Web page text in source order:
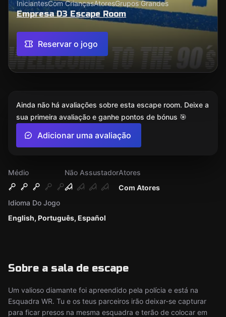
IniciantesCom CriançasAtoresGrupos Grandes
Empresa D3 Escape Room
Reservar o jogo
Médio
Não Assustador
Com Atores
Atores
English, Português, Español
Idioma Do Jogo
Sobre a sala de escape
Um valioso diamante foi apreendido pela polícia e está na
Esquadra WR. Tu e os teus parceiros irão deixar-se capturar
para ficar presos na mesma esquadra e terão de colocar em
Ainda não há avaliações sobre esta escape room. Deixe a
sua primeira avaliação e ganhe pontos de bónus 🎯
Adicionar uma avaliação